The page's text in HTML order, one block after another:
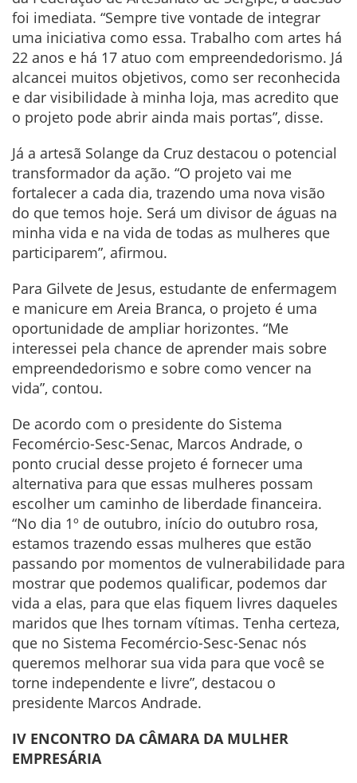
foi imediata. “Sempre tive vontade de integrar
uma iniciativa como essa. Trabalho com artes há
22 anos e há 17 atuo com empreendedorismo. Já
alcancei muitos objetivos, como ser reconhecida
e dar visibilidade à minha loja, mas acredito que
o projeto pode abrir ainda mais portas”, disse.
Já a artesã Solange da Cruz destacou o potencial
transformador da ação. “O projeto vai me
fortalecer a cada dia, trazendo uma nova visão
do que temos hoje. Será um divisor de águas na
minha vida e na vida de todas as mulheres que
participarem”, afirmou.
Para Gilvete de Jesus, estudante de enfermagem
e manicure em Areia Branca, o projeto é uma
oportunidade de ampliar horizontes. “Me
interessei pela chance de aprender mais sobre
empreendedorismo e sobre como vencer na
vida”, contou.
De acordo com o presidente do Sistema
Fecomércio-Sesc-Senac, Marcos Andrade, o
ponto crucial desse projeto é fornecer uma
alternativa para que essas mulheres possam
escolher um caminho de liberdade financeira.
“No dia 1º de outubro, início do outubro rosa,
estamos trazendo essas mulheres que estão
passando por momentos de vulnerabilidade para
mostrar que podemos qualificar, podemos dar
vida a elas, para que elas fiquem livres daqueles
maridos que lhes tornam vítimas. Tenha certeza,
que no Sistema Fecomércio-Sesc-Senac nós
queremos melhorar sua vida para que você se
torne independente e livre”, destacou o
presidente Marcos Andrade.
IV ENCONTRO DA CÂMARA DA MULHER
EMPRESÁRIA